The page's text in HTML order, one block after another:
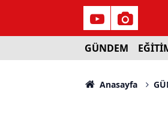
GÜNDEM
Anasayfa